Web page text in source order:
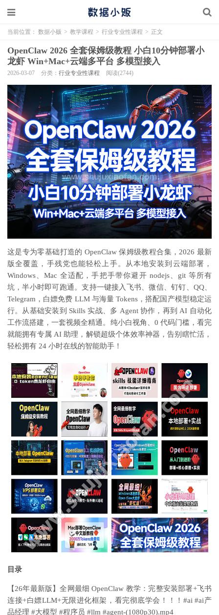
当前位置： 数据小贩 > 教学课程 > 行业专业性课程 > 正文
OpenClaw 2026 全套保姆级教程 小白10分钟部署小
龙虾 Win+Mac+云端多平台 多模型接入
2026-03-07 分类： 行业专业性课程 阅读(2744)
这是专为零基础打造的 OpenClaw 保姆级教程合集，2026 最新
版全覆盖，手残党也能轻松上手。从本地安装到云端部署，
Windows、Mac 全适配，手把手带你避开 nodejs、git 等所有
坑，半小时即可跑通。支持一键接入飞书、微信、钉钉、QQ、
Telegram，白嫖免费 LLM 与海量 Tokens，搭配国产模型稳定运
行。从基础安装到 Skills 实战、多 Agent 协作，再到 AI 自动化
工作流搭建，一套视频全精通。纯小白视角、0 代码门槛，看完
就能拥有专属 AI 助理，解锁超级个体效率神器，告别瞎忙活，
轻松拥有 24 小时在线的智能助手！
目录
【26年最新版】全网最细 OpenClaw 教学：完整安装部署+飞书
连接+白嫖LLM+无限进化框架，看完彻底学会！！！#ai #ai产
品经理 #大模型 #程序员 #llm #agent-(1080p30).mp4